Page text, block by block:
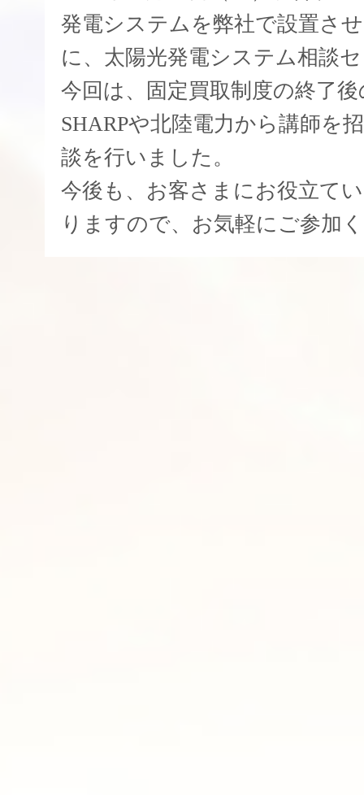
発電システムを弊社で設置さ
に、太陽光発電システム相談
今回は、固定買取制度の終了
SHARPや北陸電力から講師を
談を行いました。
今後も、お客さまにお役立て
りますので、お気軽にご参加